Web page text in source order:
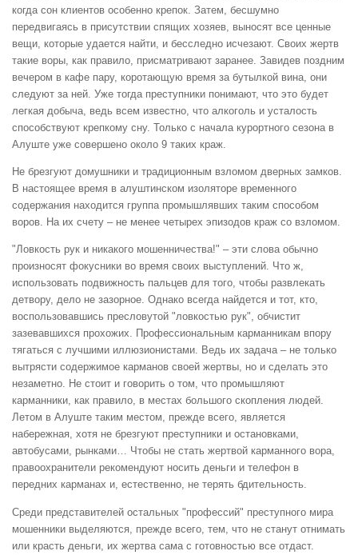
когда сон клиентов особенно крепок. Затем, бесшумно
передвигаясь в присутствии спящих хозяев, выносят все ценные
вещи, которые удается найти, и бесследно исчезают. Своих жертв
такие воры, как правило, присматривают заранее. Завидев поздним
вечером в кафе пару, коротающую время за бутылкой вина, они
следуют за ней. Уже тогда преступники понимают, что это будет
легкая добыча, ведь всем известно, что алкоголь и усталость
способствуют крепкому сну. Только с начала курортного сезона в
Алуште уже совершено около 9 таких краж.
Не брезгуют домушники и традиционным взломом дверных замков.
В настоящее время в алуштинском изоляторе временного
содержания находится группа промышлявших таким способом
воров. На их счету – не менее четырех эпизодов краж со взломом.
"Ловкость рук и никакого мошенничества!" – эти слова обычно
произносят фокусники во время своих выступлений. Что ж,
использовать подвижность пальцев для того, чтобы развлекать
детвору, дело не зазорное. Однако всегда найдется и тот, кто,
воспользовавшись пресловутой "ловкостью рук", обчистит
зазевавшихся прохожих. Профессиональным карманникам впору
тягаться с лучшими иллюзионистами. Ведь их задача – не только
вытрясти содержимое карманов своей жертвы, но и сделать это
незаметно. Не стоит и говорить о том, что промышляют
карманники, как правило, в местах большого скопления людей.
Летом в Алуште таким местом, прежде всего, является
набережная, хотя не брезгуют преступники и остановками,
автобусами, рынками… Чтобы не стать жертвой карманного вора,
правоохранители рекомендуют носить деньги и телефон в
передних карманах и, естественно, не терять бдительность.
Среди представителей остальных "профессий" преступного мира
мошенники выделяются, прежде всего, тем, что не станут отнимать
или красть деньги, их жертва сама с готовностью все отдаст.